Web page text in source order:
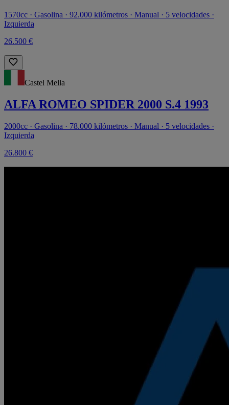
1570cc · Gasolina · 92.000 kilómetros · Manual · 5 velocidades ·
Izquierda
26.500 €
Castel Mella
ALFA ROMEO SPIDER 2000 S.4 1993
2000cc · Gasolina · 78.000 kilómetros · Manual · 5 velocidades ·
Izquierda
26.800 €